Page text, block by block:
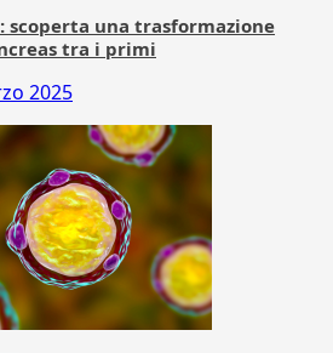
scoperta una trasformazione
tra i primi
2025